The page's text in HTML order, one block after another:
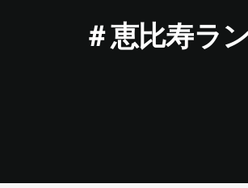
＃恵比寿ラ